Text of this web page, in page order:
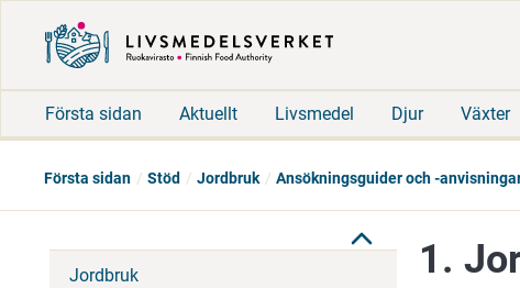
Första sidan Aktuellt Livsmedel Djur Växter
Första sidan Stöd Jordbruk Ansökningsguider och -
Jordbruk
1.